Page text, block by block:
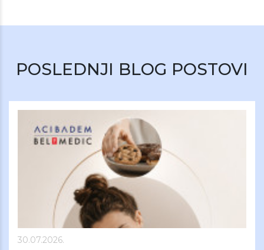
POSLEDNJI BLOG POSTOVI
30.07.2026.